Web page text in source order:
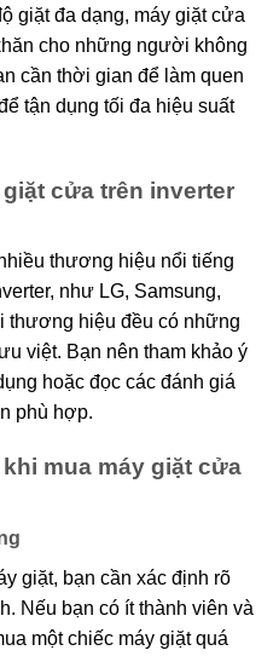
giặt đa dạng, máy giặt cửa
cho những người không
cần thời gian để làm quen
tận dụng tối đa hiệu suất
cửa trên inverter
thương hiệu nổi tiếng
như LG, Samsung,
thương hiệu đều có những
việt. Bạn nên tham khảo ý
hoặc đọc các đánh giá
phù hợp.
mua máy giặt cửa
giặt, bạn cần xác định rõ
Nếu bạn có ít thành viên và
một chiếc máy giặt quá